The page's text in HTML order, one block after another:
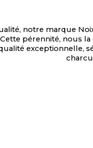
notre marque
pérennité, nous
exceptionnelle,